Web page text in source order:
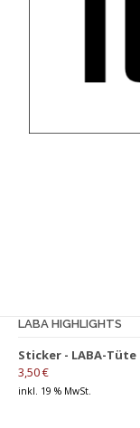
LABA HIGHLIGHTS
Sticker - LABA-Tüte
3,50€
inkl. 19 % MwSt.